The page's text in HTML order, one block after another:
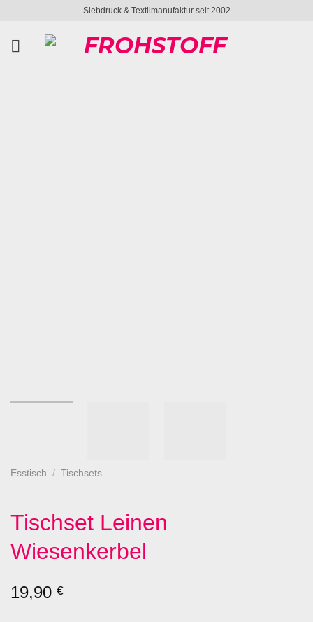
springen
Siebdruck & Textilmanufaktur seit 2002
Esstisch / Tischsets
Tischset Leinen
Wiesenkerbel
19,90 €